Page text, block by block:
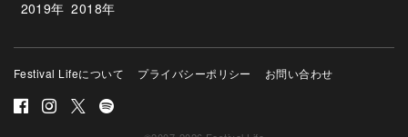
2019年 2018年
Festival Lifeについて プライバシーポリシー お問い合わせ